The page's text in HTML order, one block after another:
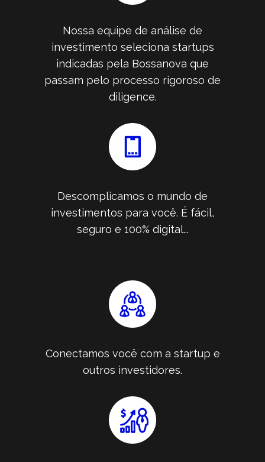
Nossa equipe de análise de
investimento seleciona startups
indicadas pela Bossanova que
passam pelo processo rigoroso de
diligence.
Descomplicamos o mundo de
investimentos para você. É fácil,
seguro e 100% digital...
Conectamos você com a startup e
outros investidores.